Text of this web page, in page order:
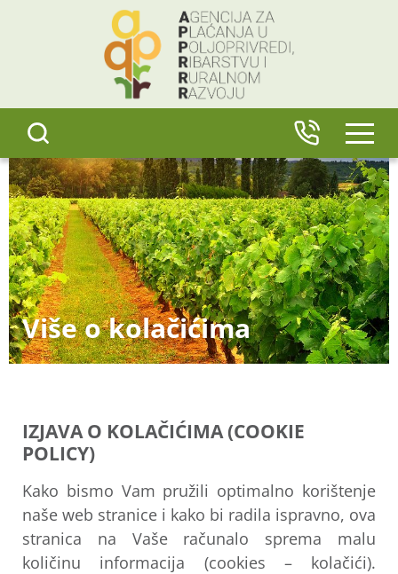
Više o kolačićima
IZJAVA O KOLAČIĆIMA (COOKIE
POLICY)
Kako bismo Vam pružili optimalno korištenje
naše web stranice i kako bi radila ispravno, ova
stranica na Vaše računalo sprema malu
količinu informacija (cookies – kolačići).